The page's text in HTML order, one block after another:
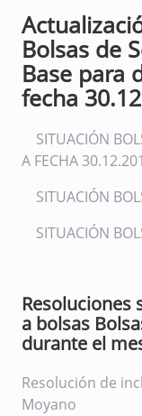
Bolsas de
Base para
fecha
SITUACIÓN
A FECHA
SITUACIÓN
SITUACIÓN
Resoluciones
a bolsas
durante el
Resolución de
Moyano